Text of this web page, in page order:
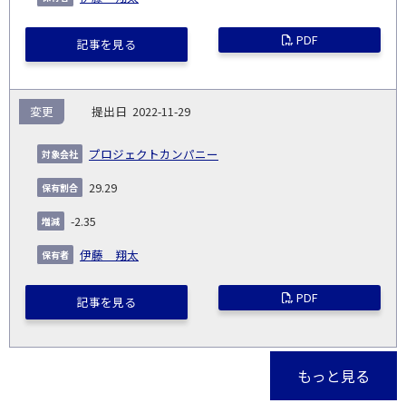
記事を見る PDF
2022-11-29
プロジェクトカンパニー
変更
29.29
-2.35
伊藤 翔太
記事を見る PDF
もっと見る